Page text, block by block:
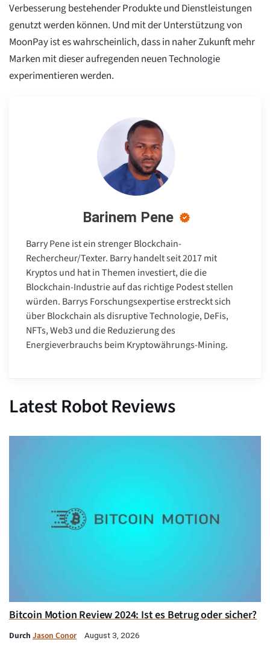
Verbesserung bestehender Produkte und Dienstleistungen
genutzt werden können. Und mit der Unterstützung von
MoonPay ist es wahrscheinlich, dass in naher Zukunft mehr
Marken mit dieser aufregenden neuen Technologie
experimentieren werden.
Barinem Pene
Barry Pene ist ein strenger Blockchain-
Rechercheur/Texter. Barry handelt seit 2017 mit
Kryptos und hat in Themen investiert, die die
Blockchain-Industrie auf das richtige Podest stellen
würden. Barrys Forschungsexpertise erstreckt sich
über Blockchain als disruptive Technologie, DeFis,
NFTs, Web3 und die Reduzierung des
Energieverbrauchs beim Kryptowährungs-Mining.
Latest Robot Reviews
Bitcoin Motion Review 2024: Ist es Betrug oder sicher?
Durch Jason Conor August 3, 2026